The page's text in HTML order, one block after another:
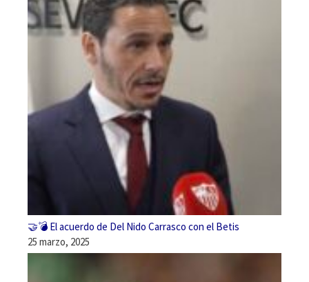
🤝💣 El acuerdo de Del Nido Carrasco con el Betis
25 marzo, 2025